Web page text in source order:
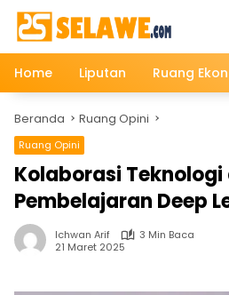
Langsung
konten
Home
Liputan Ruang
Beranda Ruang Opini
Ruang Opini
Kolaborasi
Pembelajaran Deep
Ichwan Arif
3 Min Baca
21 Maret 2025